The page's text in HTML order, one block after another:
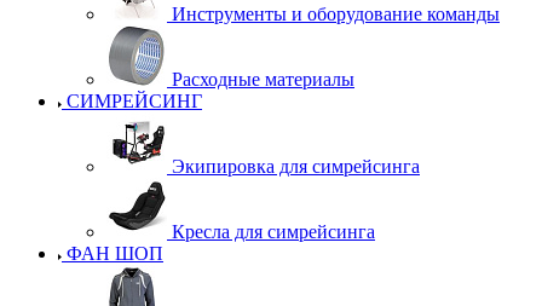
Инструменты и оборудование команды
Расходные материалы
СИМРЕЙСИНГ
Экипировка для симрейсинга
Кресла для симрейсинга
ФАН ШОП